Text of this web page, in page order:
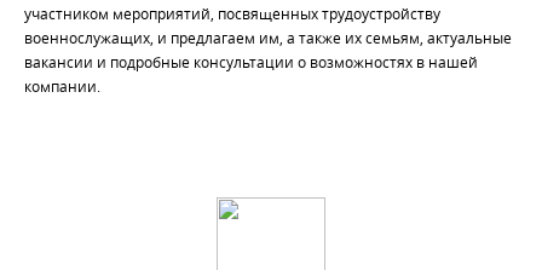
участником мероприятий, посвященных трудоустройству
военнослужащих, и предлагаем им, а также их семьям, актуальные
вакансии и подробные консультации о возможностях в нашей
компании.